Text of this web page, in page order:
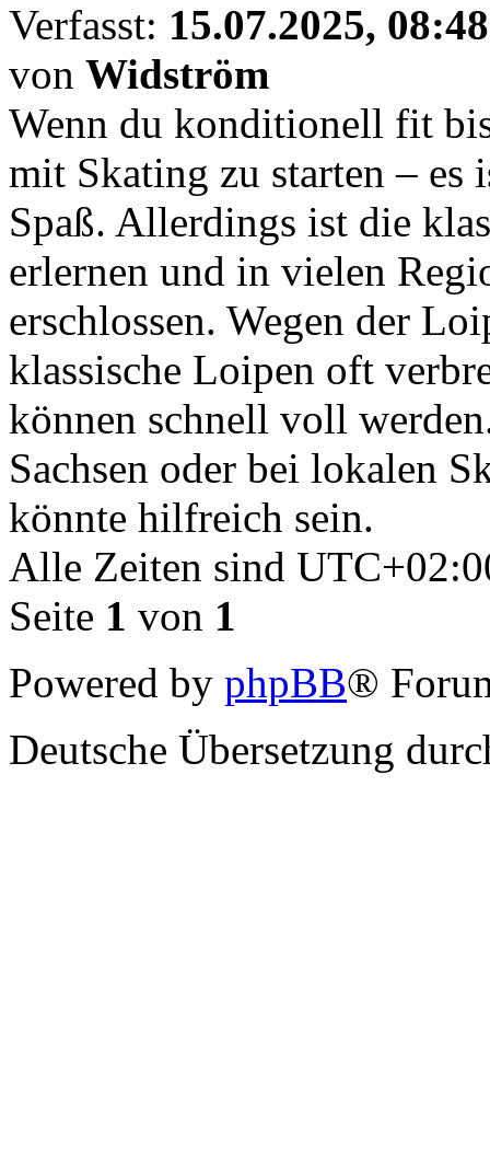
Verfasst: 15.07.2025, 08:48
von Widström
Wenn du konditionell fit
mit Skating zu starten –
Spaß. Allerdings ist die
erlernen und in vielen
erschlossen. Wegen der
klassische Loipen oft
können schnell voll
Sachsen oder bei lokalen
könnte hilfreich sein.
Alle Zeiten sind
Seite 1 von 1
Powered by phpBB®
Deutsche Übersetzung